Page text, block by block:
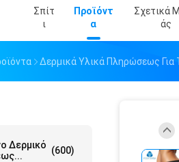
Σπίτ
Ι
Προϊόντ
Α
Σχετικά
Άς
Δερμικά Υλικά Πληρώσεως Για
Δερμικό (600)